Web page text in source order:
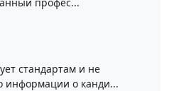
стандартам и не
информации о канди...